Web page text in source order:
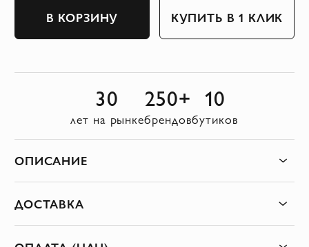
В КОРЗИНУ КУПИТЬ В 1 КЛИК
30
лет на рынке
250+
брендов
10
бутиков
ОПИСАНИЕ
ДОСТАВКА